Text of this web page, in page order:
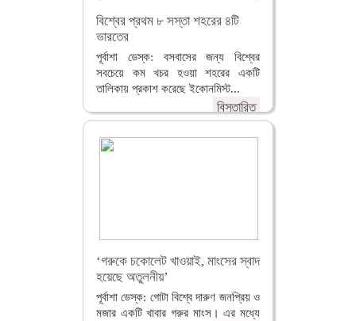
বিশ্বের প্রথম ৮ সস্তা শহরের ৪টি
ভারতের
পূর্বাশা ডেস্ক: বসবাসের জন্য বিশ্বের
সবচেয়ে কম খচর হওয়া শহরের একটি
তালিকায় প্রকাশ করেছে ইকোনমিস্ট...
বিস্তারিত
‘গরুকে চকোলেট খাওয়াই, মাংসের স্বাদ
হয়েছে অতুলনীয়’
পূর্বাশা ডেস্ক: গোটা বিশ্বে দারুণ জনপ্রিয় ও
মজার একটি খাবার গরুর মাংস। এর মধ্যে